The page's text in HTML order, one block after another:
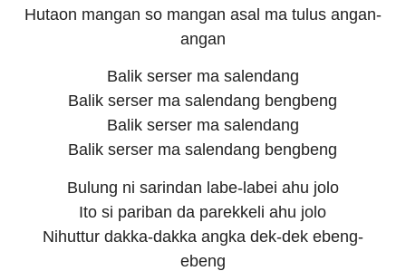
Hutaon mangan so mangan asal ma tulus angan-
angan
Balik serser ma salendang
Balik serser ma salendang bengbeng
Balik serser ma salendang
Balik serser ma salendang bengbeng
Bulung ni sarindan labe-labei ahu jolo
Ito si pariban da parekkeli ahu jolo
Nihuttur dakka-dakka angka dek-dek ebeng-
ebeng